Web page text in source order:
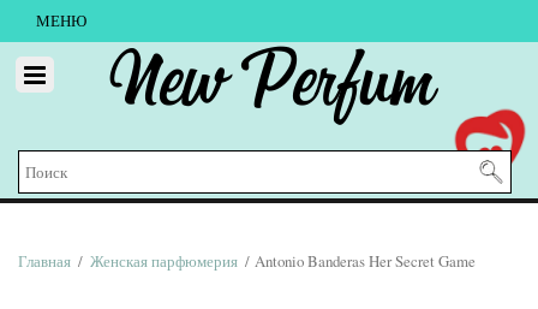
МЕНЮ
New Perfum
Главная / Женская парфюмерия / Antonio Banderas Her Secret Game